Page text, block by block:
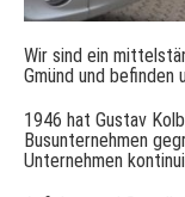
Wir sind ein
Gmünd und befinden
1946 hat Gustav
Busunternehmen
Unternehmen